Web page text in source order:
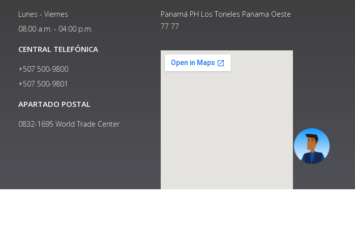
Lunes - Viernes
08:00 a.m. - 04:00 p.m.
CENTRAL TELEFÓNICA
+507 500-9800
+507 500-9801​
APARTADO POSTAL
0832-1695 World Trade Center
Panamá PH Los Toneles Panama Oeste
77 77